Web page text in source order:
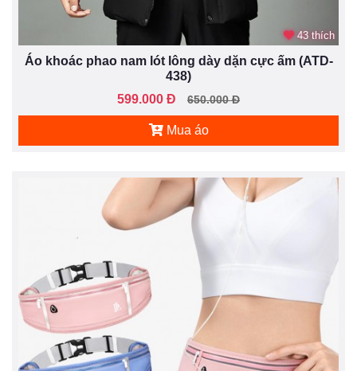
43 thích
Áo khoác phao nam lót lông dày dặn cực ấm (ATD-
438)
599.000 Đ
650.000 Đ
Mua áo